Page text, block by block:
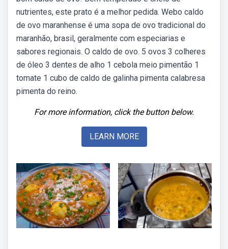
nutrientes, este prato é a melhor pedida. Webo caldo
de ovo maranhense é uma sopa de ovo tradicional do
maranhão, brasil, geralmente com especiarias e
sabores regionais. O caldo de ovo. 5 ovos 3 colheres
de óleo 3 dentes de alho 1 cebola meio pimentão 1
tomate 1 cubo de caldo de galinha pimenta calabresa
pimenta do reino.
For more information, click the button below.
LEARN MORE